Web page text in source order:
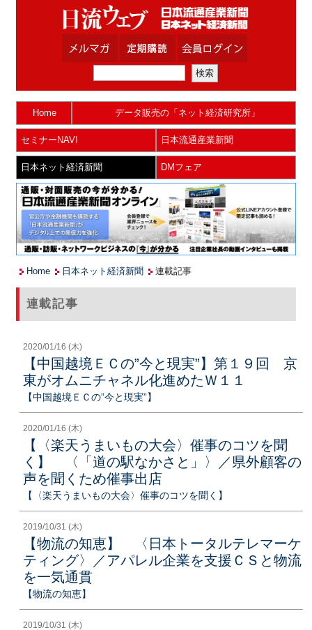
Home データ販売の「ネット経済研究所」
セミナーNAVI 日本流通産業新聞
日本ネット経済新聞 DMフェア
Home 日本ネット経済新聞 連載記事
連載記事
2020/01/16 (木)
【中国越境ＥＣの”今と現実”】第１９回 京
東がオムニチャネル化進めたＷ１１
【中国越境ＥＣの”今と現実”】
2020/01/16 (木)
【〈楽天うまいもの大会〉催事のコツを聞
く】 〈「道の駅なかさと」〉／県外顧客の
声を聞くため催事出店
【〈楽天うまいもの大会〉催事のコツを聞く】
2019/10/31 (木)
【物流の知恵】 〈日本トータルテレマーケ
ティング〉／アパレル企業を支援ＣＳと物流
を一気通貫
【物流の知恵】
2019/10/31 (木)